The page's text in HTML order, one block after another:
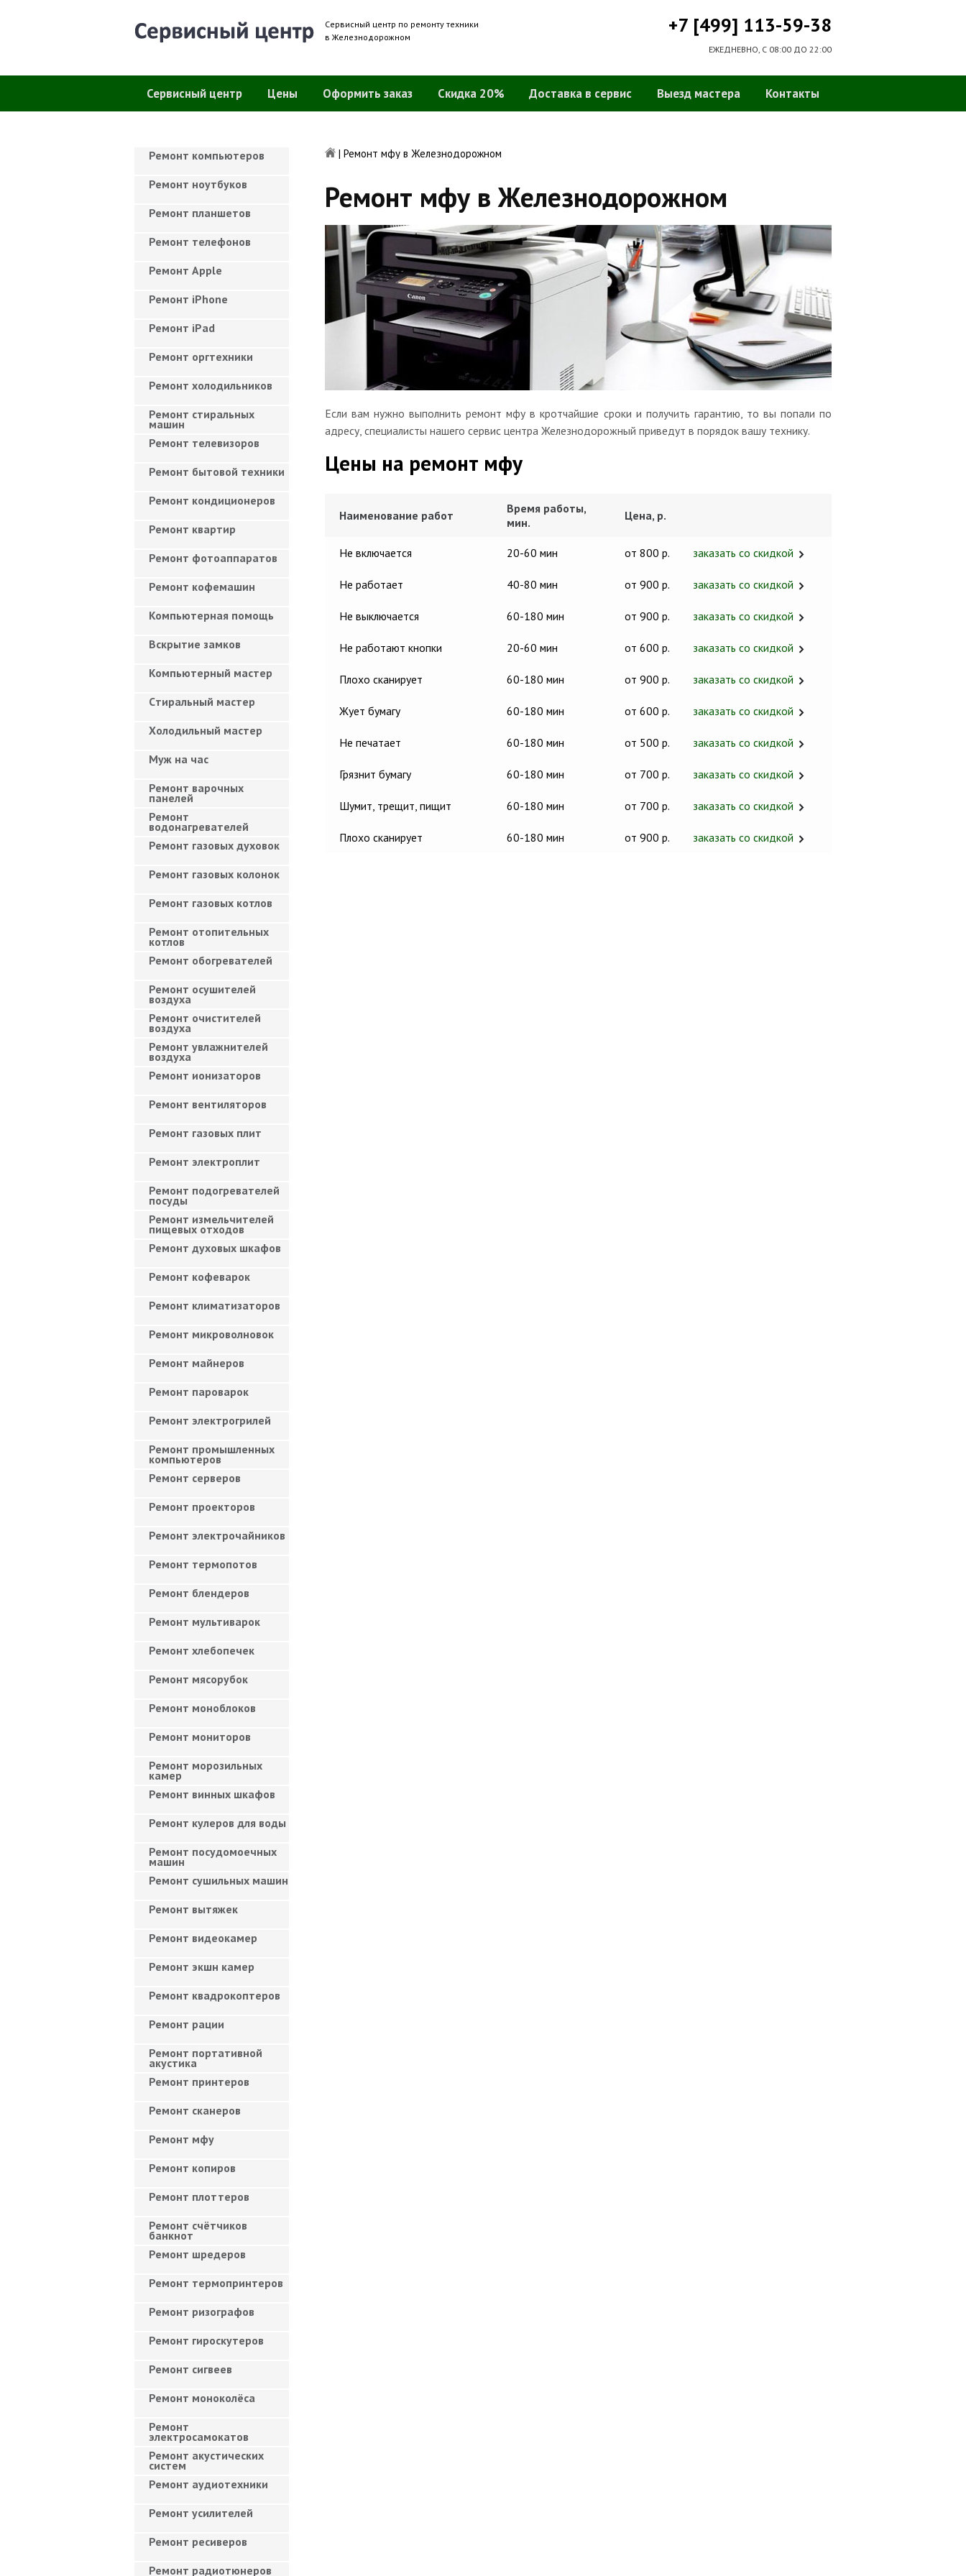
Сервисный центр по ремонту техники
в Железнодорожном
+7 [499] 113-59-38
ЕЖЕДНЕВНО, С 08:00 ДО 22:00
Сервисный центр Цены Оформить заказ Скидка 20% Доставка в сервис Выезд мастера Контакты
| Ремонт мфу в Железнодорожном
Ремонт мфу в Железнодорожном
Если вам нужно выполнить ремонт мфу в кротчайшие сроки и получить гарантию, то вы попали по
адресу, специалисты нашего сервис центра Железнодорожный приведут в порядок вашу технику.
Цены на ремонт мфу
Наименование работ
Время работы,
мин.
Цена, р.
Не включается 20-60 мин от 800 р. заказать со скидкой
Не работает 40-80 мин от 900 р. заказать со скидкой
Не выключается 60-180 мин от 900 р. заказать со скидкой
Не работают кнопки 20-60 мин от 600 р. заказать со скидкой
Плохо сканирует 60-180 мин от 900 р. заказать со скидкой
Жует бумагу 60-180 мин от 600 р. заказать со скидкой
Не печатает 60-180 мин от 500 р. заказать со скидкой
Грязнит бумагу 60-180 мин от 700 р. заказать со скидкой
Шумит, трещит, пищит 60-180 мин от 700 р. заказать со скидкой
Плохо сканирует 60-180 мин от 900 р. заказать со скидкой
Ремонт компьютеров
Ремонт ноутбуков
Ремонт планшетов
Ремонт телефонов
Ремонт Apple
Ремонт iPhone
Ремонт iPad
Ремонт оргтехники
Ремонт холодильников
Ремонт стиральных
машин
Ремонт телевизоров
Ремонт бытовой техники
Ремонт кондиционеров
Ремонт квартир
Ремонт фотоаппаратов
Ремонт кофемашин
Компьютерная помощь
Вскрытие замков
Компьютерный мастер
Cтиральный мастер
Холодильный мастер
Муж на час
Ремонт варочных
панелей
Ремонт
водонагревателей
Ремонт газовых духовок
Ремонт газовых колонок
Ремонт газовых котлов
Ремонт отопительных
котлов
Ремонт обогревателей
Ремонт осушителей
воздуха
Ремонт очистителей
воздуха
Ремонт увлажнителей
воздуха
Ремонт ионизаторов
Ремонт вентиляторов
Ремонт газовых плит
Ремонт электроплит
Ремонт подогревателей
посуды
Ремонт измельчителей
пищевых отходов
Ремонт духовых шкафов
Ремонт кофеварок
Ремонт климатизаторов
Ремонт микроволновок
Ремонт майнеров
Ремонт пароварок
Ремонт электрогрилей
Ремонт промышленных
компьютеров
Ремонт серверов
Ремонт проекторов
Ремонт электрочайников
Ремонт термопотов
Ремонт блендеров
Ремонт мультиварок
Ремонт хлебопечек
Ремонт мясорубок
Ремонт моноблоков
Ремонт мониторов
Ремонт морозильных
камер
Ремонт винных шкафов
Ремонт кулеров для воды
Ремонт посудомоечных
машин
Ремонт сушильных машин
Ремонт вытяжек
Ремонт видеокамер
Ремонт экшн камер
Ремонт квадрокоптеров
Ремонт рации
Ремонт портативной
акустика
Ремонт принтеров
Ремонт сканеров
Ремонт мфу
Ремонт копиров
Ремонт плоттеров
Ремонт счётчиков
банкнот
Ремонт шредеров
Ремонт термопринтеров
Ремонт ризографов
Ремонт гироскутеров
Ремонт сигвеев
Ремонт моноколёса
Ремонт
электросамокатов
Ремонт акустических
систем
Ремонт аудиотехники
Ремонт усилителей
Ремонт ресиверов
Ремонт радиотюнеров